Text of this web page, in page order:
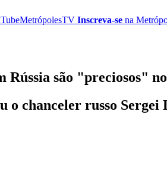
MetrópolesTV Inscreva-se na
Rússia são "preciosos"
o chanceler russo